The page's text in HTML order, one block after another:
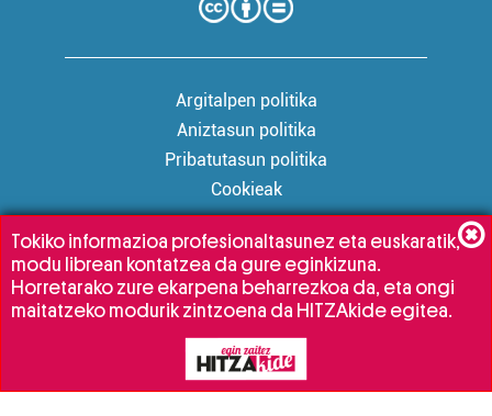
Argitalpen politika
Aniztasun politika
Pribatutasun politika
Cookieak
Babesleak:
Tokiko informazioa profesionaltasunez eta euskaratik,
modu librean kontatzea da gure eginkizuna.
Horretarako zure ekarpena beharrezkoa da, eta ongi
maitatzeko modurik zintzoena da HITZAkide egitea.